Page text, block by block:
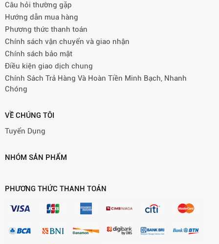
Câu hỏi thường gặp
Hướng dẫn mua hàng
Phương thức thanh toán
Chính sách vận chuyển và giao nhận
Chính sách bảo mật
Điều kiện giao dịch chung
Chính Sách Trả Hàng Và Hoàn Tiền Minh Bạch, Nhanh
Chóng
VỀ CHÚNG TÔI
Tuyển Dụng
NHÓM SẢN PHẨM
PHƯƠNG THỨC THANH TOÁN